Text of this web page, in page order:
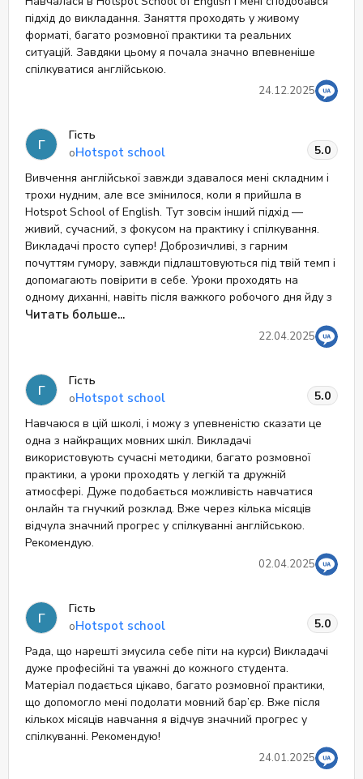
24.12.2025
підхід до викладання. Заняття проходять у живому
форматі, багато розмовної практики та реальних
ситуацій. Завдяки цьому я почала значно впевненіше
спілкуватися англійською.
Г
Гість
оHotspot school
22.04.2025
5.0
Вивчення англійської завжди здавалося мені складним і
трохи нудним, але все змінилося, коли я прийшла в
Hotspot School of English. Тут зовсім інший підхід —
живий, сучасний, з фокусом на практику і спілкування.
Викладачі просто супер! Доброзичливі, з гарним
почуттям гумору, завжди підлаштовуються під твій темп і
допомагають повірити в себе. Уроки проходять на
одному диханні, навіть після важкого робочого дня йду з
задоволенням. Атмосфера дуже тепла і мотивуюча,
багато інтерактиву, і, що важливо, реальні результати —
за кілька місяців я почала вільніше говорити англійською
Читать больше...
Г
Гість
оHotspot school
02.04.2025
5.0
Навчаюся в цій школі, і можу з упевненістю сказати це
одна з найкращих мовних шкіл. Викладачі
використовують сучасні методики, багато розмовної
практики, а уроки проходять у легкій та дружній
атмосфері. Дуже подобається можливість навчатися
онлайн та гнучкий розклад. Вже через кілька місяців
відчула значний прогрес у спілкуванні англійською.
Рекомендую.
Г
Гість
оHotspot school
24.01.2025
5.0
Рада, що нарешті змусила себе піти на курси) Викладачі
дуже професійні та уважні до кожного студента.
Матеріал подається цікаво, багато розмовної практики,
що допомогло мені подолати мовний бар’єр. Вже після
кількох місяців навчання я відчув значний прогрес у
спілкуванні. Рекомендую!